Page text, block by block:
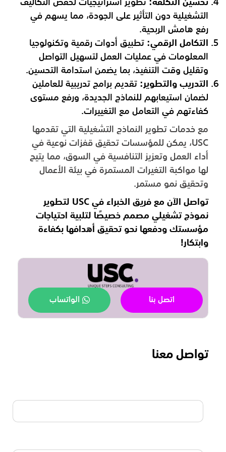
تحسين التكلفة: تطوير استراتيجيات لخفض التكاليف
التشغيلية دون التأثير على الجودة، مما يسهم في
رفع هامش الربحية.
التكامل الرقمي: تطبيق أدوات رقمية وتكنولوجيا
المعلومات في عمليات العمل لتسهيل التواصل
وتقليل وقت التنفيذ، بما يضمن استدامة التحسين.
التدريب والتطوير: تقديم برامج تدريبية للعاملين
لضمان استيعابهم للنماذج الجديدة، ورفع مستوى
كفاءتهم في التعامل مع التغييرات.
مع خدمات تطوير النماذج التشغيلية التي تقدمها
USC، يمكن للمؤسسات تحقيق قفزات نوعية في
أداء العمل وتعزيز التنافسية في السوق، مما يتيح
لها مواكبة التغيرات المستمرة في بيئة الأعمال
وتحقيق نمو مستمر.
تواصل الآن مع فريق الخبراء في USC لتطوير
نموذج تشغيلي مصمم خصيصًا لتلبية احتياجات
مؤسستك ودفعها نحو تحقيق أهدافها بكفاءة
وابتكار!
اتصل بنا الواتساب
تواصل معنا